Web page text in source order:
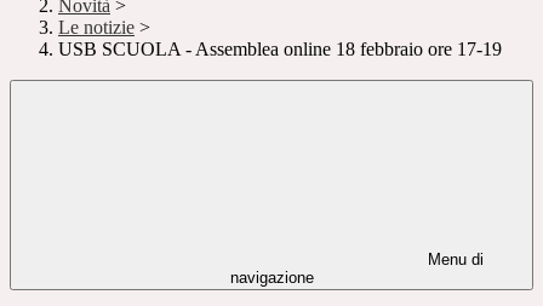
Novità >
Le notizie >
USB SCUOLA - Assemblea online 18 febbraio ore 17-19
Menu di
navigazione